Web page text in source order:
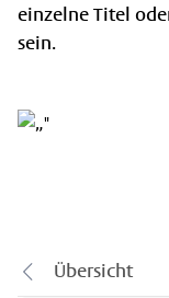
einzelne Titel
sein.
Übersicht